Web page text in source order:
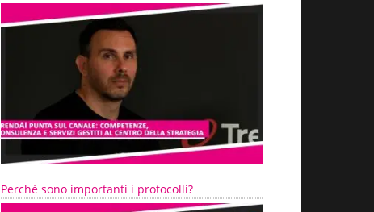
Perché sono importanti i protocolli?